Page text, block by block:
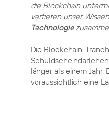
die Blockchain
vertiefen unser
Technologie
Die Blockchain-
länger als einem
voraussichtlich eine